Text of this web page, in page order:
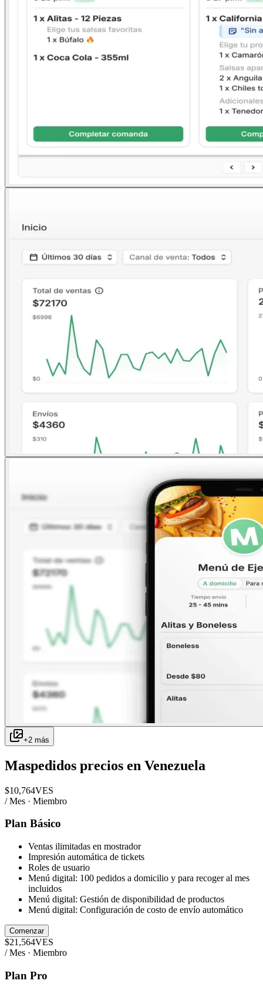
+2 más
Maspedidos precios en Venezuela
$10,764VES
/ Mes · Miembro
Plan Básico
Ventas ilimitadas en mostrador
Impresión automática de tickets
Roles de usuario
Menú digital: 100 pedidos a domicilio y para recoger al mes
incluidos
Menú digital: Gestión de disponibilidad de productos
Menú digital: Configuración de costo de envío automático
Comenzar
$21,564VES
/ Mes · Miembro
Plan Pro